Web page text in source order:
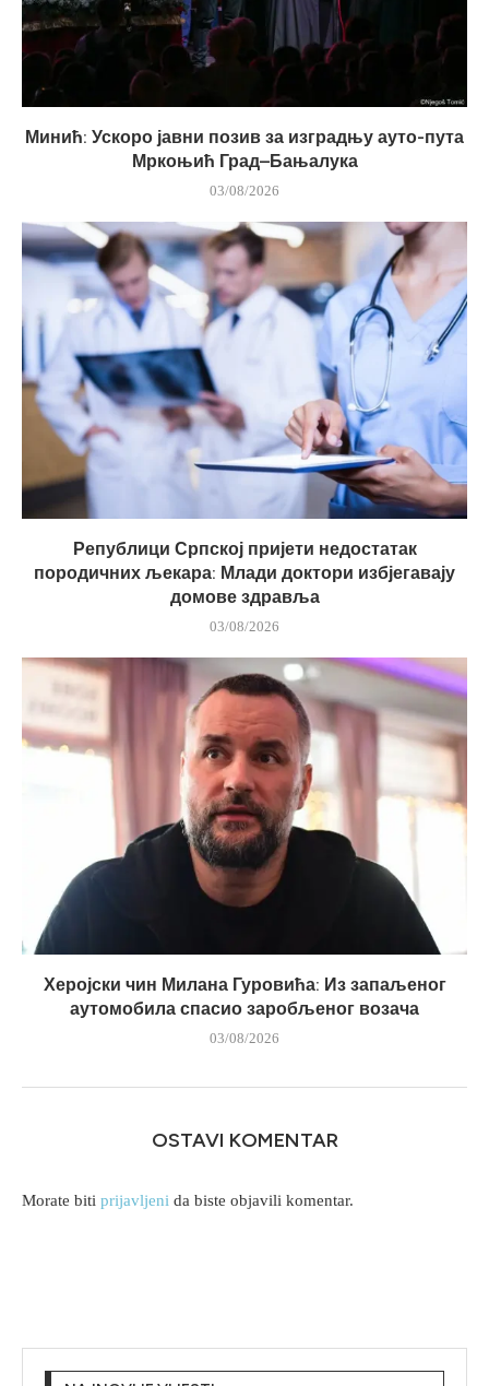
Минић: Ускоро јавни позив за изградњу ауто-пута
Мркоњић Град–Бањалука
03/08/2026
Републици Српској пријети недостатак
породичних љекара: Млади доктори избјегавају
домове здравља
03/08/2026
Херојски чин Милана Гуровића: Из запаљеног
аутомобила спасио заробљеног возача
03/08/2026
OSTAVI KOMENTAR
Morate biti prijavljeni da biste objavili komentar.